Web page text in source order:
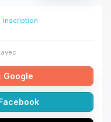
Inscription